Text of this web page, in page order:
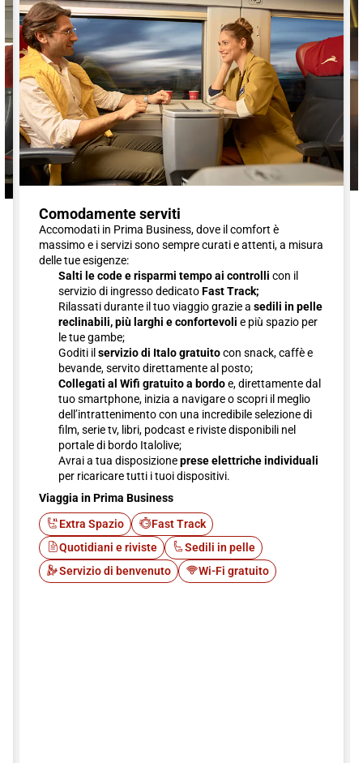
Comodamente serviti
Accomodati in Prima Business, dove il comfort è
massimo e i servizi sono sempre curati e attenti, a misura
delle tue esigenze:
Salti le code e risparmi tempo ai controlli con il
servizio di ingresso dedicatoFast Track;
Rilassati durante il tuo viaggio grazie a sedili in pelle
reclinabili, più larghi e confortevoli e più spazio per
le tue gambe;
Goditi il servizio di Italo gratuitocon snack, caffè e
bevande, servito direttamente al posto;
Collegati al Wifi gratuito a bordoe, direttamente dal
tuo smartphone, inizia a navigare o scopri il meglio
dell’intrattenimento con una incredibile selezione di
film, serie tv, libri, podcast e riviste disponibili nel
portale di bordo Italolive;
Avrai a tua disposizioneprese elettriche individuali
per ricaricare tutti i tuoi dispositivi.
Viaggia in Prima Business
Extra Spazio
Fast Track
Quotidiani e riviste
Sedili in pelle
Servizio di benvenuto
Wi-Fi gratuito